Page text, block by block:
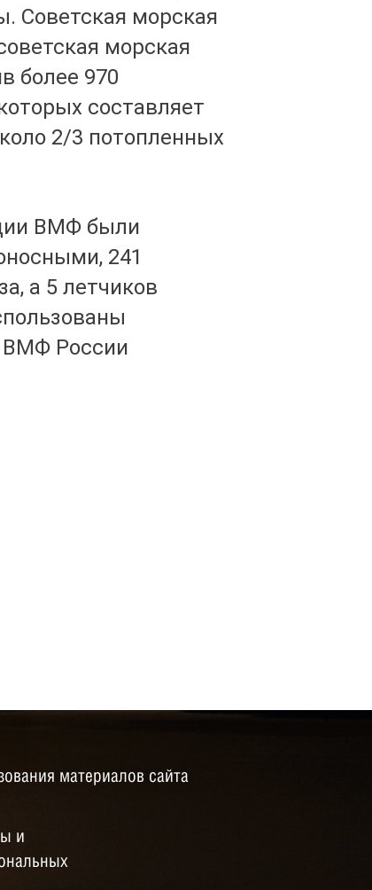
Советская морская
морская
более 970
составляет
2/3 потопленных
ВМФ были
241
а 5 летчиков
ВМФ России
материалов сайта
и